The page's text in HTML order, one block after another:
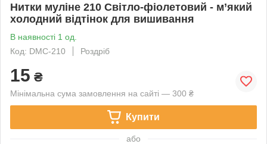
Нитки муліне 210 Світло-фіолетовий - м’який
холодний відтінок для вишивання
В наявності 1 од.
Код: DMC-210
Роздріб
15 ₴
Мінімальна сума замовлення на сайті — 300 ₴
Купити
або